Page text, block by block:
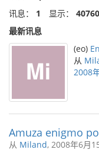
讯息： 1 显示： 40760
最新讯息
(eo)
从
2008
Amuza enigmo
从 Miland, 2008年6月